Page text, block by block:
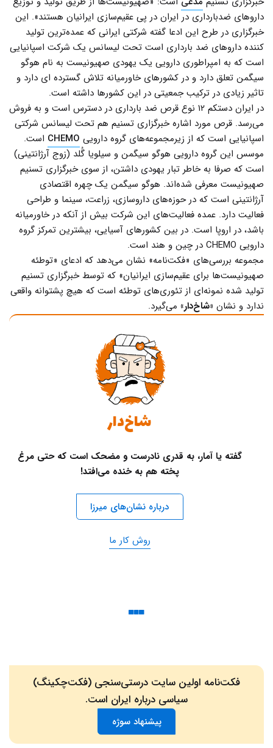
داروهای ضدبارداری در ایران در پی عقیم‌سازی ایرانیان هستند». این
خبرگزاری در طرح این ادعا گفته شرکتی ایرانی که عمده‌ترین تولید
کننده داروهای ضد بارداری است تحت لیسانس یک شرکت اسپانیایی
است که به امپراطوری دارویی یک یهودی صهیونیست به نام هوگو
سیگمن تعلق دارد و در کشورهای خاورمیانه تلاش گسترده ای دارد و
تاثیر زیادی در ترکیب جمعیتی در این کشورها داشته است.
در ایران دستکم ۱۲ نوع قرص ضد بارداری در دسترس است و به فروش
می‌رسد. قرص مورد اشاره خبرگزاری تسنیم هم تحت لیسانس شرکتی
اسپانیایی است که از زیرمجموعه‌های گروه دارویی CHEMO است.
موسس این گروه دارویی هوگو سیگمن و سیلویا گُلد (زوج آرژانتینی)
است که صرفا به خاطر تبار یهودی داشتن، از سوی خبرگزاری تسنیم
صهیونیست معرفی شده‌اند. هوگو سیگمن یک چهره اقتصادی
آرژانتینی است که در حوزه‌های داروسازی، زراعت، سینما و طراحی
فعالیت دارد. عمده فعالیت‌های این شرکت بیش از آنکه در خاورمیانه
باشد، در اروپا است. در بین کشورهای آسیایی، بیشترین تمرکز گروه
دارویی CHEMO در چین و هند است.
مجموعه بررسی‌های «فکت‌نامه» نشان می‌دهد که ادعای «توطئه
صهیونیست‌ها برای عقیم‌سازی ایرانیان» که توسط خبرگزاری تسنیم
تولید شده نمونه‌ای از تئوری‌های توطئه است که هیچ پشتوانه واقعی
ندارد و نشان «شاخ‌دار» می‌گیرد.
شاخ‌دار
گفته یا آمار، به قدری نادرست و مضحک است که حتی مرغ
پخته هم به خنده می‌افتد!
درباره نشان‌های میرزا
روش کار ما
فکت‌نامه اولین سایت درستی‌سنجی (فکت‌چکینگ)
سیاسی درباره ایران است.
پیشنهاد سوژه